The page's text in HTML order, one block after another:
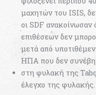
μαχητών του ISIS,
οι SDF
επιθέσεων δεν
μετά από
ΗΠΑ που δεν συνέβη
στη φυλακή της
έλεγχο της φυλακής.